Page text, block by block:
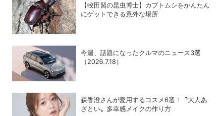
【牧田習の昆虫博士】カブトムシをかんたん
にゲットできる意外な場所
今週、話題になったクルマのニュース3選
（2026.7.18）
森香澄さんが愛用するコスメ6選！〝大人あ
ざとい〟多幸感メイクの作り方